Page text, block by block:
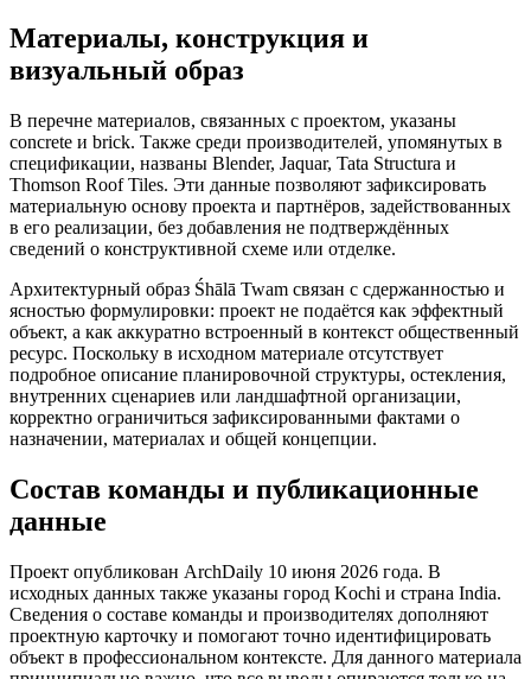
Материалы, конструкция и
визуальный образ
В перечне материалов, связанных с проектом, указаны
concrete и brick. Также среди производителей, упомянутых в
спецификации, названы Blender, Jaquar, Tata Structura и
Thomson Roof Tiles. Эти данные позволяют зафиксировать
материальную основу проекта и партнёров, задействованных
в его реализации, без добавления не подтверждённых
сведений о конструктивной схеме или отделке.
Архитектурный образ Śhālā Twam связан с сдержанностью и
ясностью формулировки: проект не подаётся как эффектный
объект, а как аккуратно встроенный в контекст общественный
ресурс. Поскольку в исходном материале отсутствует
подробное описание планировочной структуры, остекления,
внутренних сценариев или ландшафтной организации,
корректно ограничиться зафиксированными фактами о
назначении, материалах и общей концепции.
Состав команды и публикационные
данные
Проект опубликован ArchDaily 10 июня 2026 года. В
исходных данных также указаны город Kochi и страна India.
Сведения о составе команды и производителях дополняют
проектную карточку и помогают точно идентифицировать
объект в профессиональном контексте. Для данного материала